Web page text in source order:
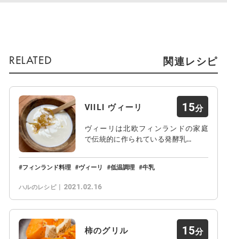
関連レシピ
VIILI ヴィーリ 15
ヴィーリは北欧フィンランドの家庭
で伝統的に作られている発酵乳…
フィンランド料理 ヴィーリ 低温調理 牛乳
ハルのレシピ 2021.02.16
柿のグリル 15